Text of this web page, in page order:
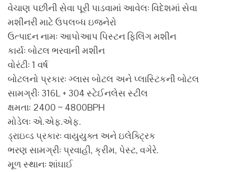
વેચાણ પછીની સેવા પૂરી પાડવામાં આવેલ: વિદેશમાં સેવા
મશીનરી માટે ઉપલબ્ધ ઇજનેરો
ઉત્પાદન નામ: આપોઆપ પિસ્ટન ફિલિંગ મશીન
કાર્ય: બોટલ ભરવાની મશીન
વોરંટી: 1 વર્ષ
બોટલનો પ્રકાર: ગ્લાસ બોટલ અને પ્લાસ્ટિકની બોટલ
સામગ્રી: 316L + 304 સ્ટેઈનલેસ સ્ટીલ
ક્ષમતા: 2400 ~ 4800BPH
મોડેલ: એ.એફ.એફ.
ડ્રાઇવ્ડ પ્રકાર: વાયુયુક્ત અને ઇલેક્ટ્રિક
ભરણ સામગ્રી: પ્રવાહી, ક્રીમ, પેસ્ટ, વગેરે.
મૂળ સ્થાન: શાંઘાઈ